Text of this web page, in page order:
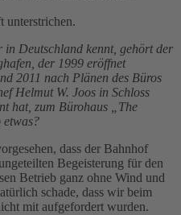
unterstrichen.
in Deutschland kennt, gehört der
der 1999 eröffnet
2011 nach Plänen des Büros
Helmut W. Joos in Schloss
hat, zum Bürohaus „The
etwas?
dass der Bahnhof
Begeisterung für den
Betrieb ganz ohne Wind und
schade, dass wir beim
mit aufgefordert wurden.